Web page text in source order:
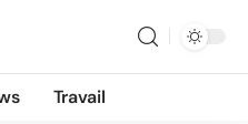
Travail